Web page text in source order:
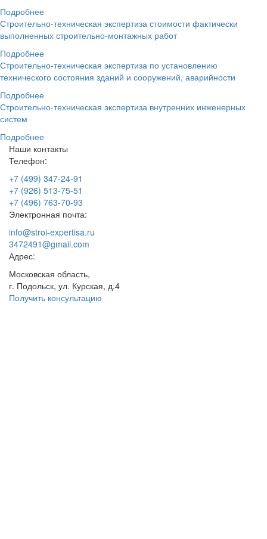
Подробнее
Строительно-техническая экспертиза стоимости фактически
выполненных строительно-монтажных работ
Подробнее
Строительно-техническая экспертиза по установлению
технического состояния зданий и сооружений, аварийности
Подробнее
Строительно-техническая экспертиза внутренних инженерных
систем
Подробнее
Наши контакты
Телефон:
+7 (499) 347-24-91
+7 (926) 513-75-51
+7 (496) 763-70-93
Электронная почта:
info@stroi-expertisa.ru
3472491@gmail.com
Адрес:
Московская область,
г. Подольск, ул. Курская, д.4
Получить консультацию